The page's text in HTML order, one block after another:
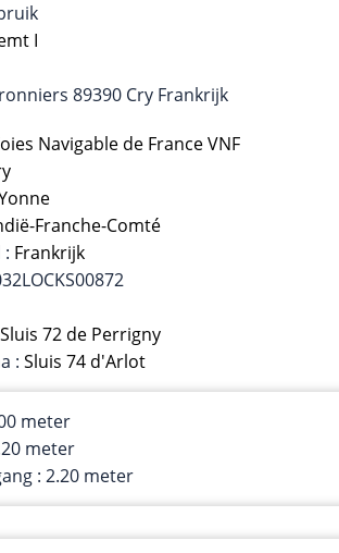
I
89390 Cry Frankrijk
Navigable de France VNF
Franche-Comté
Frankrijk
Sluis 72 de Perrigny
: Sluis 74 d'Arlot
meter
meter
: 2.20 meter